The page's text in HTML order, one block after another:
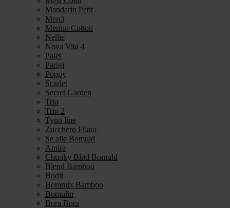
Mandarin Petit
Merci
Merino Cotton
Nellie
Nova Vita 4
Palet
Parigi
Poppy
Scarlet
Secret Garden
Trio
Trio 2
Tynn line
Zucchero Filato
Se alle Bomuld
Amira
Chunky Blød Bomuld
Blend Bamboo
Bodil
Bommix Bamboo
Bomulin
Bora Bora